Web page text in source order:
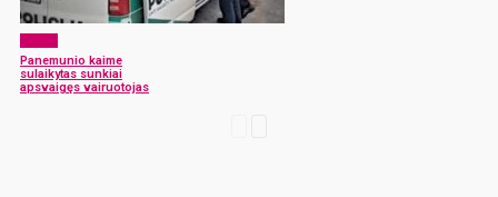
Panemunio kaime
sulaikytas sunkiai
apsvaigęs vairuotojas